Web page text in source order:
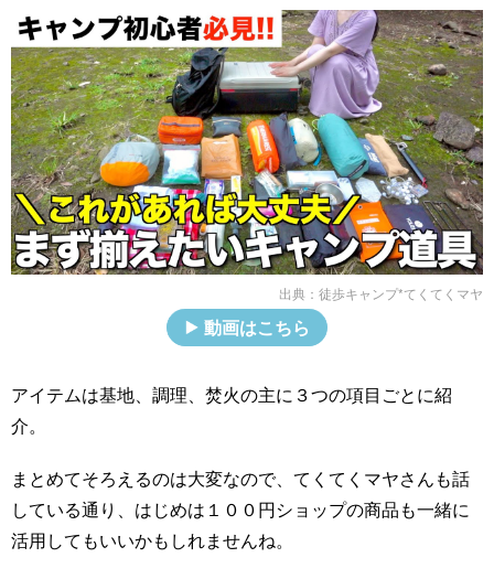
出典： 徒歩キャンプ*てくてくマヤ
動画はこちら
アイテムは基地、調理、焚火の主に３つの項目ごとに紹
介。
まとめてそろえるのは大変なので、てくてくマヤさんも話
している通り、はじめは１００円ショップの商品も一緒に
活用してもいいかもしれませんね。